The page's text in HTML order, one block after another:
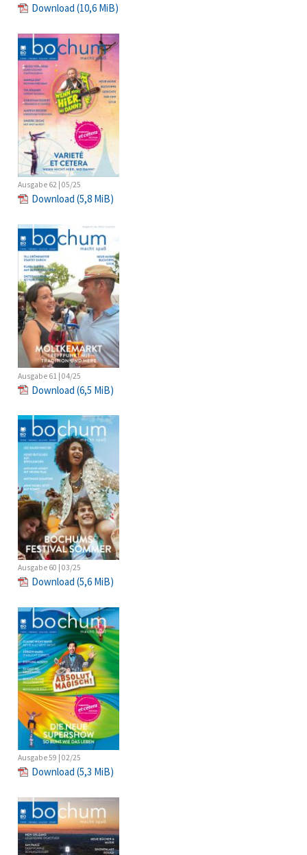
Download (10,6 MiB)
Ausgabe 62 | 05/25
Download (5,8 MiB)
Ausgabe 61 | 04/25
Download (6,5 MiB)
Ausgabe 60 | 03/25
Download (5,6 MiB)
Ausgabe 59 | 02/25
Download (5,3 MiB)